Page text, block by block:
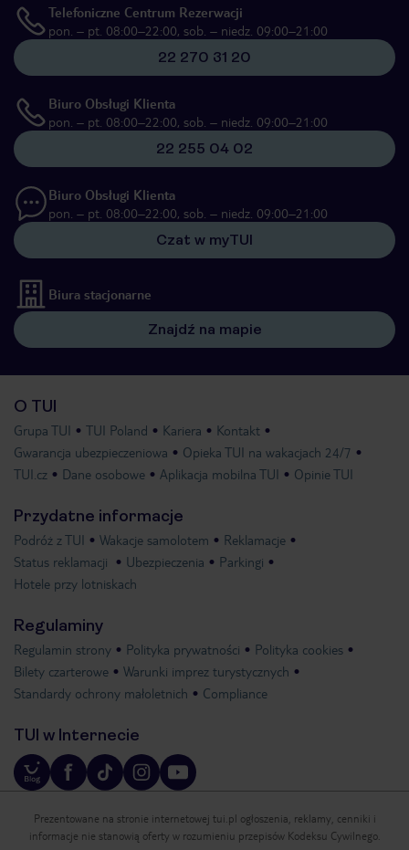
Telefoniczne Centrum Rezerwacji
pon. – pt. 08:00–22:00, sob. – niedz. 09:00–21:00
22 270 31 20
Biuro Obsługi Klienta
pon. – pt. 08:00–22:00, sob. – niedz. 09:00–21:00
22 255 04 02
Biuro Obsługi Klienta
pon. – pt. 08:00–22:00, sob. – niedz. 09:00–21:00
Czat w myTUI
Biura stacjonarne
Znajdź na mapie
O TUI
Grupa TUI TUI Poland Kariera
Kontakt
Gwarancja ubezpieczeniowa
Opieka TUI na wakacjach 24/7
TUI.cz
Dane osobowe Aplikacja mobilna TUI Opinie TUI
Przydatne informacje
Podróż z TUI Wakacje samolotem
Reklamacje
Status reklamacji
Ubezpieczenia
Parkingi
Hotele przy lotniskach
Regulaminy
Regulamin strony Polityka prywatności
Polityka cookies
Bilety czarterowe
Warunki imprez turystycznych
Standardy ochrony małoletnich
Compliance
TUI w Internecie
Prezentowane na stronie internetowej tui.pl ogłoszenia, reklamy, cenniki i
informacje nie stanowią oferty w rozumieniu przepisów Kodeksu Cywilnego.